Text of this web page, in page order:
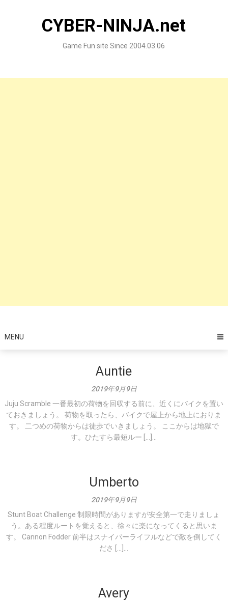
CYBER-NINJA.net
Game Fun site Since 2004.03.06
MENU
Auntie
2019年9月9日
Juju Scramble 一番最初の荷物を回収する前に、近くにバイクを置い
ておきましょう。 荷物を取ったら、バイクで屋上から地上におりま
す。 二つめの荷物からは徒歩でいきましょう。 ここからは地獄で
す。ひたすら最短ルー […]...
Umberto
2019年9月9日
Stunt Boat Challenge 制限時間がありますが安全第一で走りましょ
う。ある程度ルートを覚えると、徐々に楽になってくると思いま
す。 Cannon Fodder 前半はスナイパーライフルなどで敵を倒してく
ださ […]...
Avery